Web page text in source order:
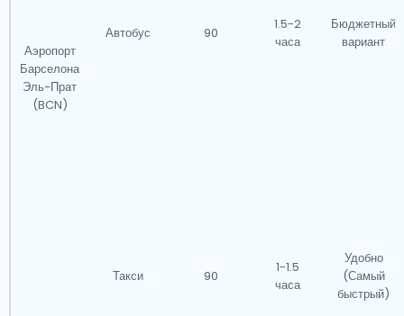
Аэропорт
Барселона
Эль-Прат
(BCN)
Автобус 90
1.5-2
часа
Бюджетный
вариант
Такси 90
1-1.5
часа
Удобно
(Самый
быстрый)